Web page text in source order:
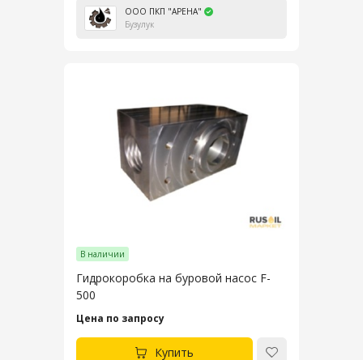
ООО ПКП "АРЕНА"
Бузулук
В наличии
Гидрокоробка на буровой насос F-
500
Цена по запросу
Купить